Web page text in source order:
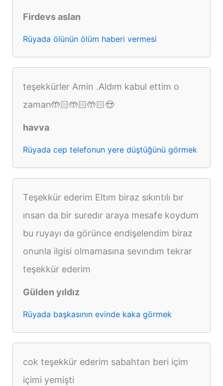
Firdevs aslan
Rüyada ölünün ölüm haberi vermesi
teşekkürler Amin .Aldım kabul ettim o
zaman🤲🏻🤲🏻🤲🏻😍
havva
Rüyada cep telefonun yere düştüğünü görmek
Teşekkür ederim Eltım biraz sıkıntılı bır
ınsan da bir suredır araya mesafe koydum
bu ruyayı da görünce endişelendim biraz
onunla ilgisi olmamasına sevındım tekrar
teşekkür ederim
Gülden yıldız
Rüyada başkasının evinde kaka görmek
cok teşekkür ederim sabahtan beri içim
içimi yemişti